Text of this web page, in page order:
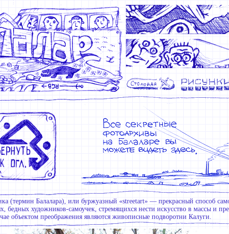
(термин Балалара), или буржуазный «streetart» — прекрасный способ
бедных художников-самоучек, стремящихся нести искусство в массы и
объектом преображения являются живописные подворотни Калуги.